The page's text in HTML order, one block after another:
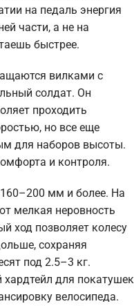
на педаль энергия
части, а не на
быстрее.
вилками с
солдат. Он
проходить
но все еще
для наборов высоты.
и контроля.
мм и более. На
мелкая неровность
ход позволяет колесу
сохраняя
под 2.5–3 кг.
хардтейл для покатушек
велосипеда.